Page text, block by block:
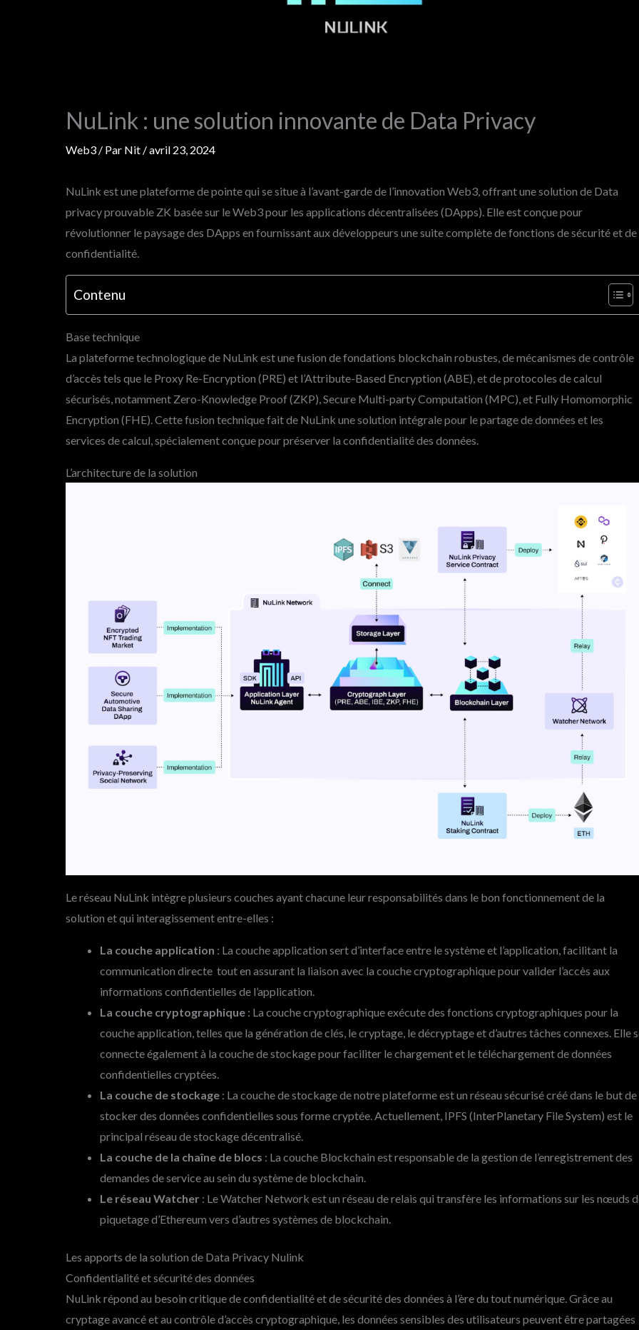
NuLink : une solution innovante de Data Privacy
Web3 / Par Nit /avril 23, 2024
NuLink est une plateforme de pointe qui se situe à l’avant-garde de l’innovation Web3, offrant une solution de Data
privacy prouvable ZK basée sur le Web3 pour les applications décentralisées (DApps). Elle est conçue pour
révolutionner le paysage des DApps en fournissant aux développeurs une suite complète de fonctions de sécurité et de
confidentialité.
Contenu
Base technique
La plateforme technologique de NuLink est une fusion de fondations blockchain robustes, de mécanismes de contrôle
d’accès tels que le Proxy Re-Encryption (PRE) et l’Attribute-Based Encryption (ABE), et de protocoles de calcul
sécurisés, notamment Zero-Knowledge Proof (ZKP), Secure Multi-party Computation (MPC), et Fully Homomorphic
Encryption (FHE). Cette fusion technique fait de NuLink une solution intégrale pour le partage de données et les
services de calcul, spécialement conçue pour préserver la confidentialité des données.
L’architecture de la solution
Le réseau NuLink intègre plusieurs couches ayant chacune leur responsabilités dans le bon fonctionnement de la
solution et qui interagissement entre-elles :
La couche application : La couche application sert d’interface entre le système et l’application, facilitant la
communication directe tout en assurant la liaison avec la couche cryptographique pour valider l’accès aux
informations confidentielles de l’application.
La couche cryptographique : La couche cryptographique exécute des fonctions cryptographiques pour la
couche application, telles que la génération de clés, le cryptage, le décryptage et d’autres tâches connexes. Elle
connecte également à la couche de stockage pour faciliter le chargement et le téléchargement de données
confidentielles cryptées.
La couche de stockage : La couche de stockage de notre plateforme est un réseau sécurisé créé dans le but de
stocker des données confidentielles sous forme cryptée. Actuellement, IPFS (InterPlanetary File System) est le
principal réseau de stockage décentralisé.
La couche de la chaîne de blocs : La couche Blockchain est responsable de la gestion de l’enregistrement des
demandes de service au sein du système de blockchain.
Le réseau Watcher : Le Watcher Network est un réseau de relais qui transfère les informations sur les nœuds
piquetage d’Ethereum vers d’autres systèmes de blockchain.
Les apports de la solution de Data Privacy Nulink
Confidentialité et sécurité des données
NuLink répond au besoin critique de confidentialité et de sécurité des données à l’ère du tout numérique. Grâce au
cryptage avancé et au contrôle d’accès cryptographique, les données sensibles des utilisateurs peuvent être partagées